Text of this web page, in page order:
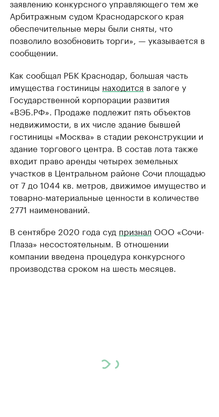
заявлению конкурсного управляющего тем же
Арбитражным судом Краснодарского края
обеспечительные меры были сняты, что
позволило возобновить торги», — указывается в
сообщении.
Как сообщал РБК Краснодар, большая часть
имущества гостиницы находится в залоге у
Государственной корпорации развития
«ВЭБ.РФ». Продаже подлежит пять объектов
недвижимости, в их числе здание бывшей
гостиницы «Москва» в стадии реконструкции и
здание торгового центра. В состав лота также
входит право аренды четырех земельных
участков в Центральном районе Сочи площадью
от 7 до 1044 кв. метров, движимое имущество и
товарно-материальные ценности в количестве
2771 наименований.
В сентябре 2020 года суд признал ООО «Сочи-
Плаза» несостоятельным. В отношении
компании введена процедура конкурсного
производства сроком на шесть месяцев.